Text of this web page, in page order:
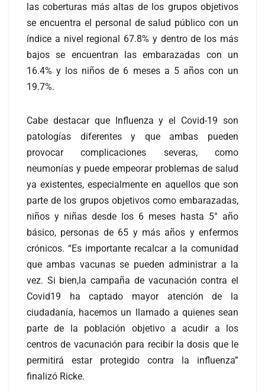
las coberturas más altas de los grupos objetivos
se encuentra el personal de salud público con un
índice a nivel regional 67.8% y dentro de los más
bajos se encuentran las embarazadas con un
16.4% y los niños de 6 meses a 5 años con un
19.7%.
Cabe destacar que Influenza y el Covid-19 son
patologías diferentes y que ambas pueden
provocar complicaciones severas, como
neumonías y puede empeorar problemas de salud
ya existentes, especialmente en aquellos que son
parte de los grupos objetivos como embarazadas,
niños y niñas desde los 6 meses hasta 5° año
básico, personas de 65 y más años y enfermos
crónicos. “Es importante recalcar a la comunidad
que ambas vacunas se pueden administrar a la
vez. Si bien,la campaña de vacunación contra el
Covid19 ha captado mayor atención de la
ciudadanía, hacemos un llamado a quienes sean
parte de la población objetivo a acudir a los
centros de vacunación para recibir la dosis que le
permitirá estar protegido contra la influenza”
finalizó Ricke.